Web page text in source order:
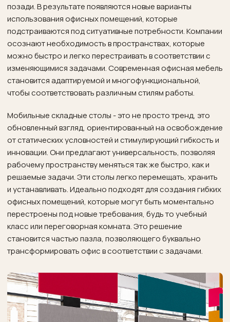
позади. В результате появляются новые варианты
использования офисных помещений, которые
подстраиваются под ситуативные потребности. Компании
осознают необходимость в пространствах, которые
можно быстро и легко перестраивать в соответствии с
изменяющимися задачами. Современная офисная мебель
становится адаптируемой и многофункциональной,
чтобы соответствовать различным стилям работы.
Мобильные складные столы - это не просто тренд, это
обновленный взгляд, ориентированный на освобождение
от статических условностей и стимулирующий гибкость и
инновации. Они предлагают универсальность, позволяя
рабочему пространству меняться так же быстро, как и
решаемые задачи. Эти столы легко перемещать, хранить
и устанавливать. Идеально подходят для создания гибких
офисных помещений, которые могут быть моментально
перестроены под новые требования, будь то учебный
класс или переговорная комната. Это решение
становится частью пазла, позволяющего буквально
трансформировать офис в соответствии с задачами.